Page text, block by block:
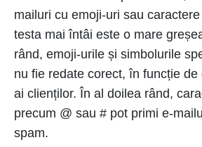
mailuri cu emoji-uri sau
testa mai întâi este o mare
rând, emoji-urile și simbolurile
nu fie redate corect, în funcție de
ai clienților. În al doilea rând,
precum @ sau # pot primi e-
spam.